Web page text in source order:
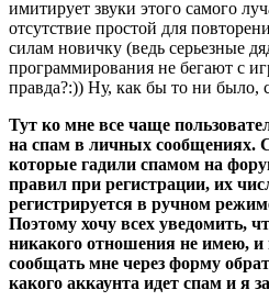
имитирует звуки этого самого
отсутствие простой для
силам новичку (ведь серьезные
программирования не бегают с
правда?:)) Ну, как бы то ни было,
Тут ко мне все чаще
на спам в личных сообщениях.
которые гадили спамом на
правил при регистрации, их
регистрируется в ручном
Поэтому хочу всех уведомить,
никакого отношения не имею, и
сообщать мне через форму
какого аккаунта идет спам и я